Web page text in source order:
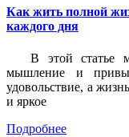
Как жить полной
каждого дня
В этой статье
мышление и
удовольствие, а
и яркое
Подробнее